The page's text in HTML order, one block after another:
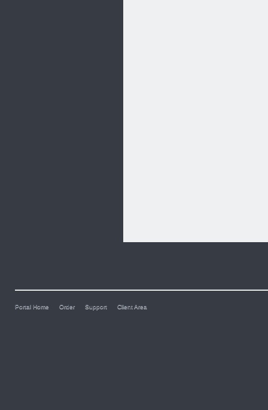
Portal Home Order Support Client Area